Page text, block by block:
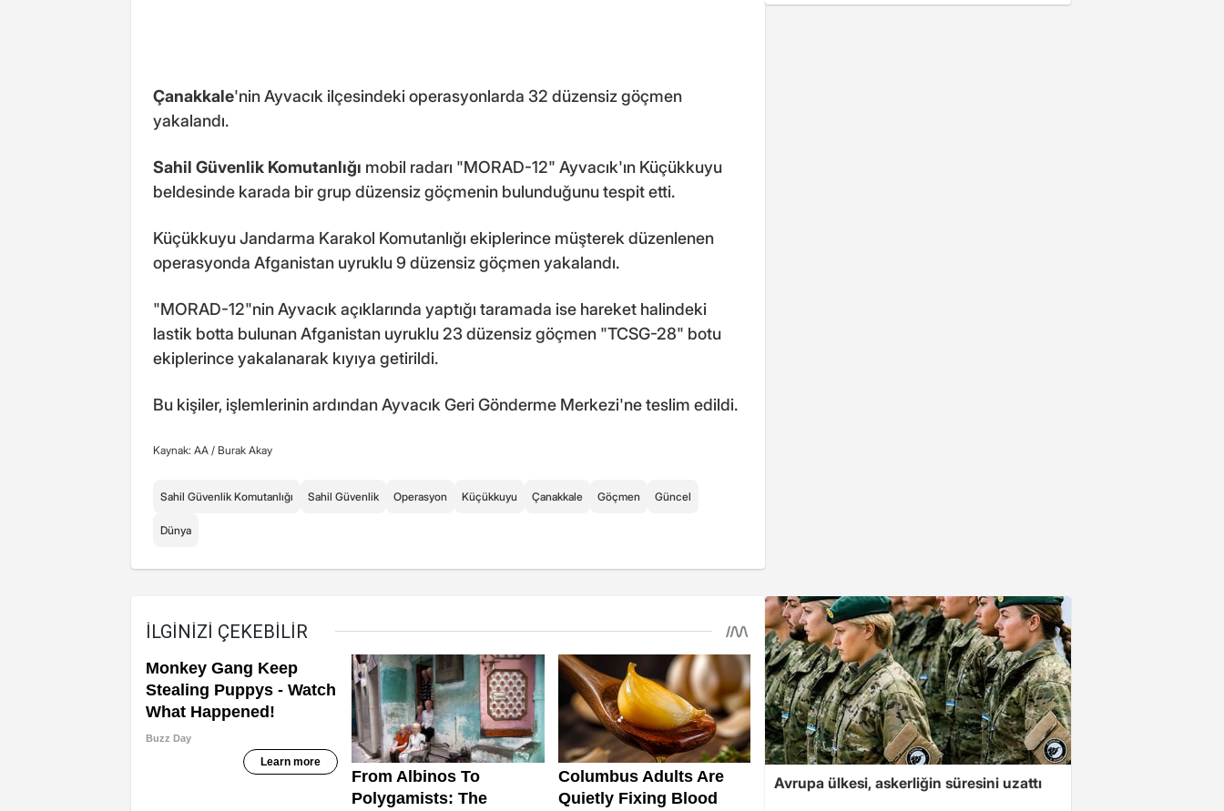
Çanakkale'nin Ayvacık ilçesindeki operasyonlarda 32 düzensiz göçmen
yakalandı.
Sahil Güvenlik Komutanlığı mobil radarı "MORAD-12" Ayvacık'ın Küçükkuyu
beldesinde karada bir grup düzensiz göçmenin bulunduğunu tespit etti.
Küçükkuyu Jandarma Karakol Komutanlığı ekiplerince müşterek düzenlenen
operasyonda Afganistan uyruklu 9 düzensiz göçmen yakalandı.
"MORAD-12"nin Ayvacık açıklarında yaptığı taramada ise hareket halindeki
lastik botta bulunan Afganistan uyruklu 23 düzensiz göçmen "TCSG-28" botu
ekiplerince yakalanarak kıyıya getirildi.
Bu kişiler, işlemlerinin ardından Ayvacık Geri Gönderme Merkezi'ne teslim edildi.
Kaynak: AA / Burak Akay
Sahil Güvenlik Komutanlığı Sahil Güvenlik Operasyon Küçükkuyu Çanakkale Göçmen Güncel
Dünya
Avrupa ülkesi, askerliğin süresini uzattı